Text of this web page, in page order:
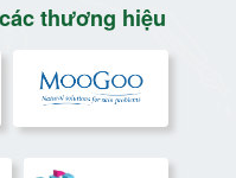
thương hiệu